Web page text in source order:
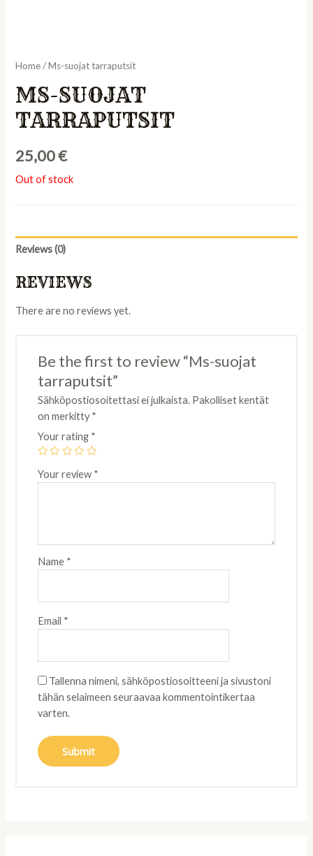
Home/ Ms-suojat tarraputsit
MS-SUOJAT
TARRAPUTSIT
25,00€
Out of stock
Reviews (0)
REVIEWS
There are no reviews yet.
Be the first to review “Ms-suojat
tarraputsit”
Sähköpostiosoitettasi ei julkaista. Pakolliset kentät
on merkitty*
Your rating *
Your review *
Name *
Email *
Tallenna nimeni, sähköpostiosoitteeni ja sivustoni
tähän selaimeen seuraavaa kommentointikertaa
varten.